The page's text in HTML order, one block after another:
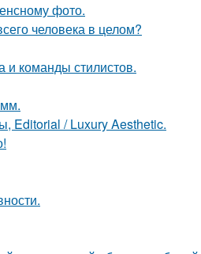
фото.
человека в целом?
и команды стилистов.
Editorial / Luxury Aesthetic.